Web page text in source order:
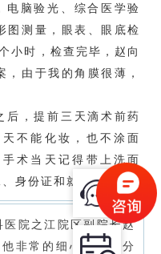
电脑验光、综合医学验
图测量，眼表、眼底检
小时，检查完毕，赵向
由于我的角膜很薄，
后，提前三天滴术前药
不能化妆，也不涂面
术当天记得带上洗面
身份证和就诊卡哦。
医院之江院区副院长赵
非常的细心，从准分